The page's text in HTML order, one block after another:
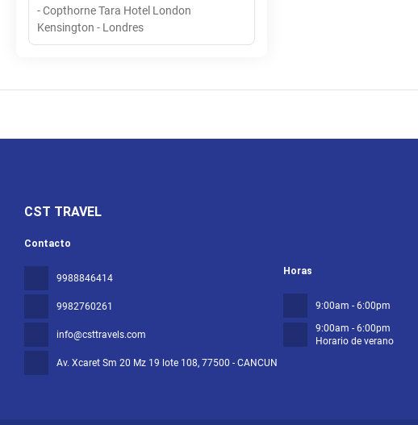
- Copthorne Tara Hotel London
Kensington - Londres
CST TRAVEL
Contacto
9988846414
9982760261
info@csttravels.com
Av. Xcaret Sm 20 Mz 19 lote 108, 77500 - CANCUN
Horas
9:00am - 6:00pm
9:00am - 6:00pm
Horario de verano